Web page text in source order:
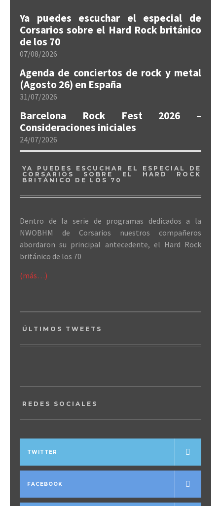
Ya puedes escuchar el especial de
Corsarios sobre el Hard Rock británico
de los 70
07/08/2026
Agenda de conciertos de rock y metal
(Agosto 26) en España
31/07/2026
Barcelona Rock Fest 2026 –
Consideraciones iniciales
24/07/2026
YA PUEDES ESCUCHAR EL ESPECIAL DE
CORSARIOS SOBRE EL HARD ROCK
BRITÁNICO DE LOS 70
Dentro de la serie de programas dedicados a la
NWOBHM de Corsarios nuestros compañeros
abordaron su principal antecedente, el Hard Rock
británico de los 70
(más…)
ÚLTIMOS TWEETS
REDES SOCIALES
TWITTER
FACEBOOK